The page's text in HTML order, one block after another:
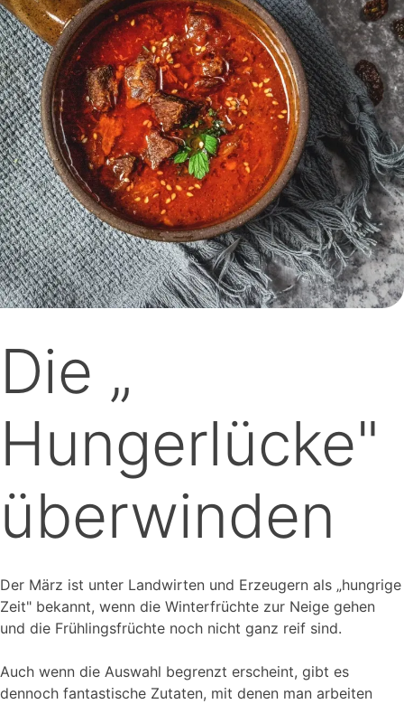
Die „
Hungerlücke"
überwinden
Der März ist unter Landwirten und Erzeugern als „hungrige
Zeit" bekannt, wenn die Winterfrüchte zur Neige gehen
und die Frühlingsfrüchte noch nicht ganz reif sind.
Auch wenn die Auswahl begrenzt erscheint, gibt es
dennoch fantastische Zutaten, mit denen man arbeiten